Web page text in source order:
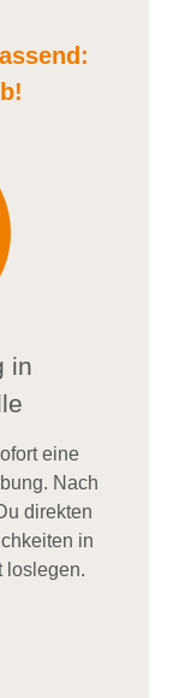
!
in
eine
Nach
direkten
in
loslegen.